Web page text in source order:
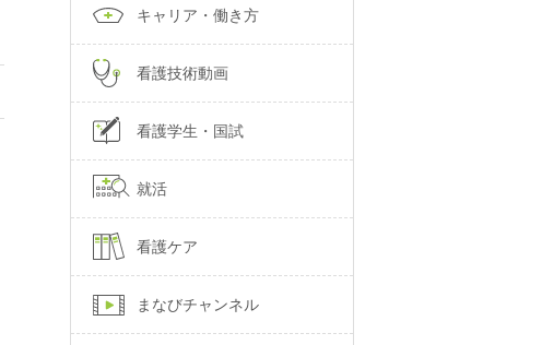
キャリア・働き方
看護技術動画
看護学生・国試
就活
看護ケア
まなびチャンネル